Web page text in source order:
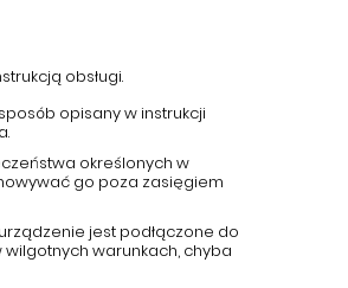
obsługi.
opisany w instrukcji
określonych w
go poza zasięgiem
jest podłączone do
wilgotnych warunkach, chyba